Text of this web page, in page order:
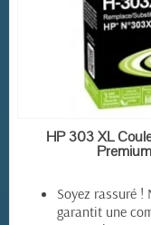
HP 303 XL
Soyez rassuré
garantit une